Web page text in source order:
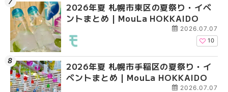
2026年夏 札幌市東区の夏祭り・イベ
ントまとめ | MouLa HOKKAIDO
2026.07.07
10
2026年夏 札幌市手稲区の夏祭り・イ
ベントまとめ | MouLa HOKKAIDO
2026.07.07
2026年夏 札幌市手稲
ベントまとめ |
2026年夏 札幌市南区
ントまとめ | MouLa
2026年夏 札幌市豊平
ベントまとめ |
2026年夏 札幌市東区
ントまとめ | MouLa